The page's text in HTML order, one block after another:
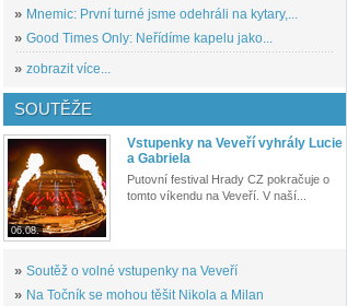
» Mnemic: První turné jsme odehráli na kytary,...
» Good Times Only: Neřídíme kapelu jako...
» zobrazit více...
SOUTĚŽE
06.08.
Vstupenky na Veveří vyhrály Lucie
a Gabriela
Putovní festival Hrady CZ pokračuje o
tomto víkendu na Veveří. V naší...
» Soutěž o volné vstupenky na Veveří
» Na Točník se mohou těšit Nikola a Milan